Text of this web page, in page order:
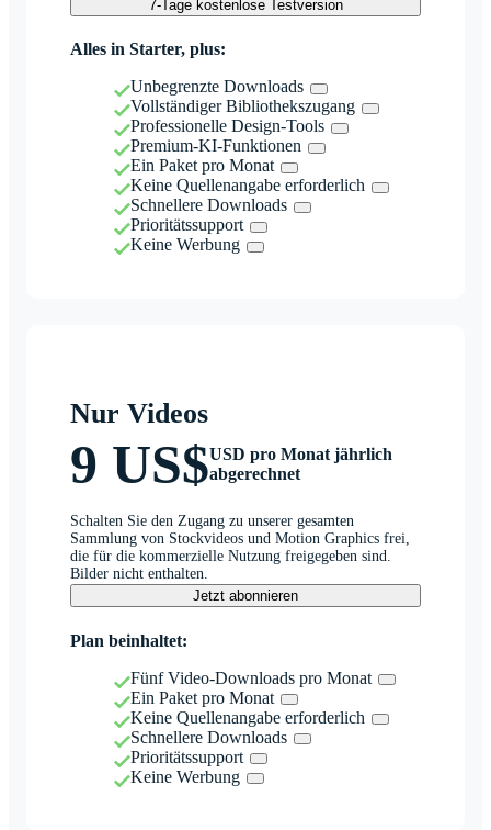
7-Tage kostenlose Testversion
Alles in Starter, plus:
Unbegrenzte Downloads
Vollständiger Bibliothekszugang
Professionelle Design-Tools
Premium-KI-Funktionen
Ein Paket pro Monat
Keine Quellenangabe erforderlich
Schnellere Downloads
Prioritätssupport
Keine Werbung
Nur Videos
9 US$USD pro Monat jährlich
abgerechnet
Schalten Sie den Zugang zu unserer gesamten
Sammlung von Stockvideos und Motion Graphics frei,
die für die kommerzielle Nutzung freigegeben sind.
Bilder nicht enthalten.
Jetzt abonnieren
Plan beinhaltet:
Fünf Video-Downloads pro Monat
Ein Paket pro Monat
Keine Quellenangabe erforderlich
Schnellere Downloads
Prioritätssupport
Keine Werbung